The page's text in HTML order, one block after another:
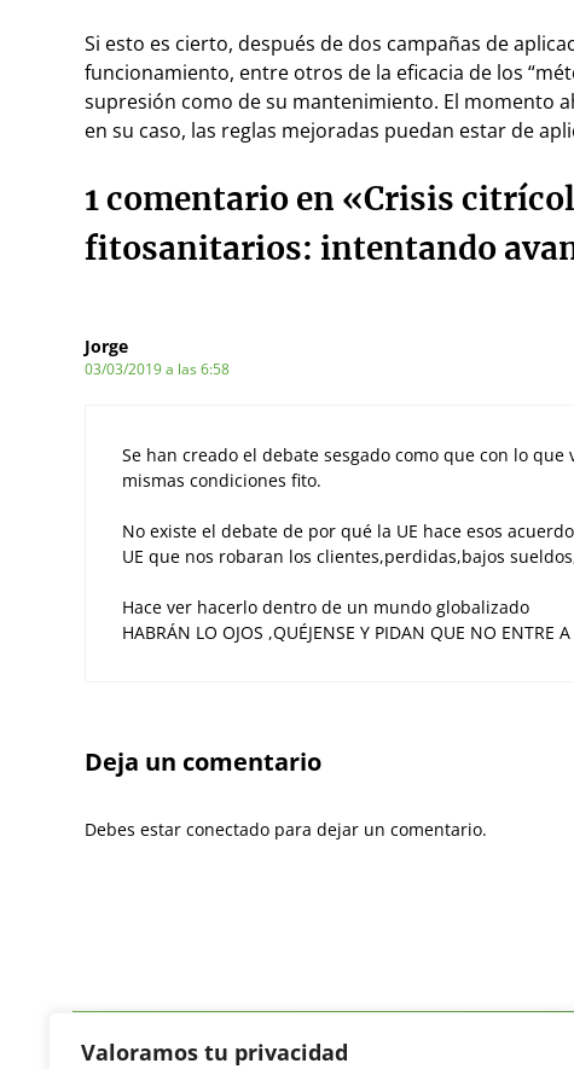
Valoramos tu privacidad
Si esto es cierto, después de dos campañas de
funcionamiento, entre otros de la eficacia de los
supresión como de su mantenimiento. El momento
en su caso, las reglas mejoradas puedan estar de
1 comentario en «Crisis
fitosanitarios: intentando
Jorge
03/03/2019 a las 6:58
Se han creado el debate sesgado como que con lo
mismas condiciones fito.
No existe el debate de por qué la UE hace esos
UE que nos robaran los clientes,perdidas,bajos
Hace ver hacerlo dentro de un mundo globalizado
HABRÁN LO OJOS ,QUÉJENSE Y PIDAN QUE NO ENTRE
Deja un comentario
Debes estar conectado para dejar un comentario.